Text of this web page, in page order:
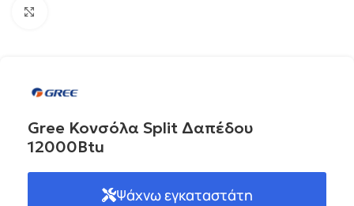
Gree Κονσόλα Split Δαπέδου
12000Btu
Ψάχνω εγκαταστάτη